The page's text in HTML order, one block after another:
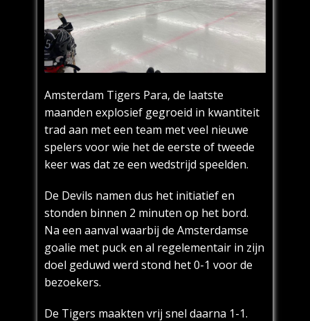
Amsterdam Tigers Para, de laatste
maanden explosief gegroeid in kwantiteit
trad aan met een team met veel nieuwe
spelers voor wie het de eerste of tweede
keer was dat ze een wedstrijd speelden.
De Devils namen dus het initiatief en
stonden binnen 2 minuten op het bord.
Na een aanval waarbij de Amsterdamse
goalie met puck en al regelementair in zijn
doel geduwd werd stond het 0-1 voor de
bezoekers.
De Tigers maakten vrij snel daarna 1-1.